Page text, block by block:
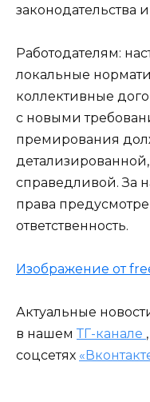
законодательства
Работодателям:
локальные
коллективные
с новыми
премирования
справедливой. За
права
ответственность.
Изображение от
Актуальные
в нашем ТГ-канале ,
соцсетях